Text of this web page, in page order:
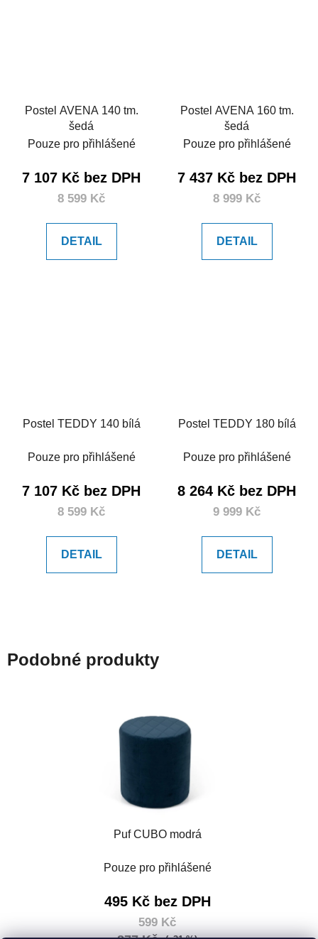
Postel AVENA 140 tm.
šedá
Pouze pro přihlášené
7 107 Kč bez DPH
8 599 Kč
DETAIL
Postel AVENA 160 tm.
šedá
Pouze pro přihlášené
7 437 Kč bez DPH
8 999 Kč
DETAIL
Postel TEDDY 140 bílá
Pouze pro přihlášené
7 107 Kč bez DPH
8 599 Kč
DETAIL
Postel TEDDY 180 bílá
Pouze pro přihlášené
8 264 Kč bez DPH
9 999 Kč
DETAIL
Podobné produkty
Puf CUBO modrá
Pouze pro přihlášené
495 Kč bez DPH
599 Kč